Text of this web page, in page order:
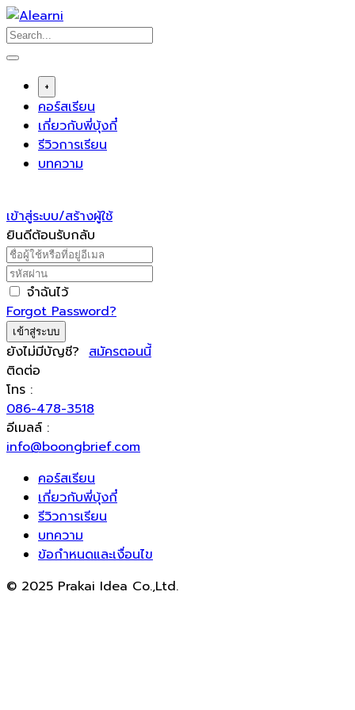
Skip
to
content
+
คอร์สเรียน
เกี่ยวกับพี่บุ้งกี๋
รีวิวการเรียน
บทความ
เข้าสู่ระบบ/สร้างผู้ใช้
ยินดีต้อนรับกลับ
จำฉันไว้
Forgot Password?
เข้าสู่ระบบ
ยังไม่มีบัญชี? สมัครตอนนี้
ติดต่อ
โทร :
086-478-3518
อีเมลล์ :
info@boongbrief.com
คอร์สเรียน
เกี่ยวกับพี่บุ้งกี๋
รีวิวการเรียน
บทความ
ข้อกำหนดและเงื่อนไข
© 2025 Prakai Idea Co.,Ltd.